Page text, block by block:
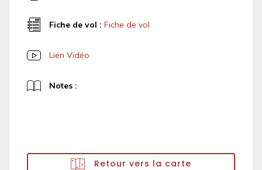
Fiche de vol : Fiche de vol
Lien Vidéo
Notes :
Retour vers la carte